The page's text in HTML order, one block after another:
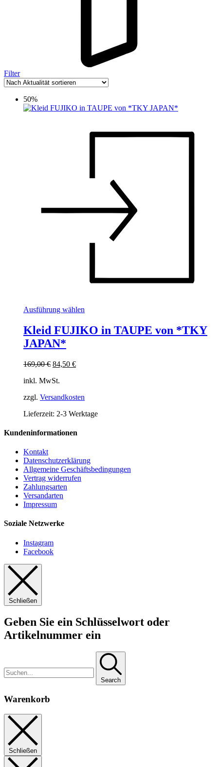
Filter
50%
Ausführung wählen
weist
mehrere
gewählt
Kleid FUJIKO in TAUPE von *TKY
JAPAN*
169,00€ Ursprünglicher
war:
84,50 €Aktueller
inkl. MwSt.
zzgl. Versandkosten
Lieferzeit: 2-3 Werktage
Kundeninformationen
Kontakt
Datenschutzerklärung
Allgemeine Geschäftsbedingungen
Vertrag widerrufen
Zahlungsarten
Versandarten
Impressum
Soziale Netzwerke
Instagram
Facebook
Schließen
Geben Sie ein Schlüsselwort oder
Artikelnummer ein
Search
Warenkorb
Schließen